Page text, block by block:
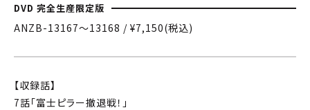
DVD 完全生産限定版
ANZB-13167〜13168 / ¥7,150(税込)
【収録話】
7話「富士ピラー撤退戦！」